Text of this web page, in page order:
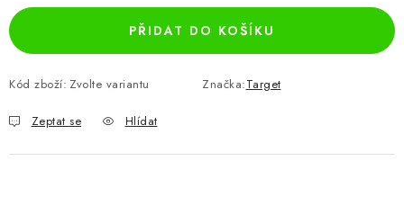
PŘIDAT DO KOŠÍKU
Kód zboží: Zvolte variantu Značka:Target
Zeptat se Hlídat